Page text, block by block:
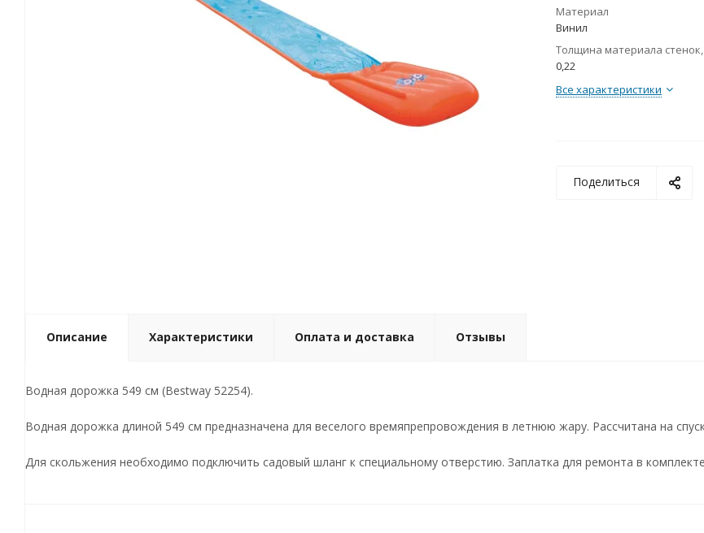
Материал
Винил
Толщина материала
0,22
Все характеристики
Поделиться
Описание Характеристики Оплата и доставка Отзывы
Водная дорожка 549 см (Bestway 52254).
Водная дорожка длиной 549 см предназначена для веселого времяпрепровождения в летнюю жару. Рассчитана на
Для скольжения необходимо подключить садовый шланг к специальному отверстию. Заплатка для ремонта в